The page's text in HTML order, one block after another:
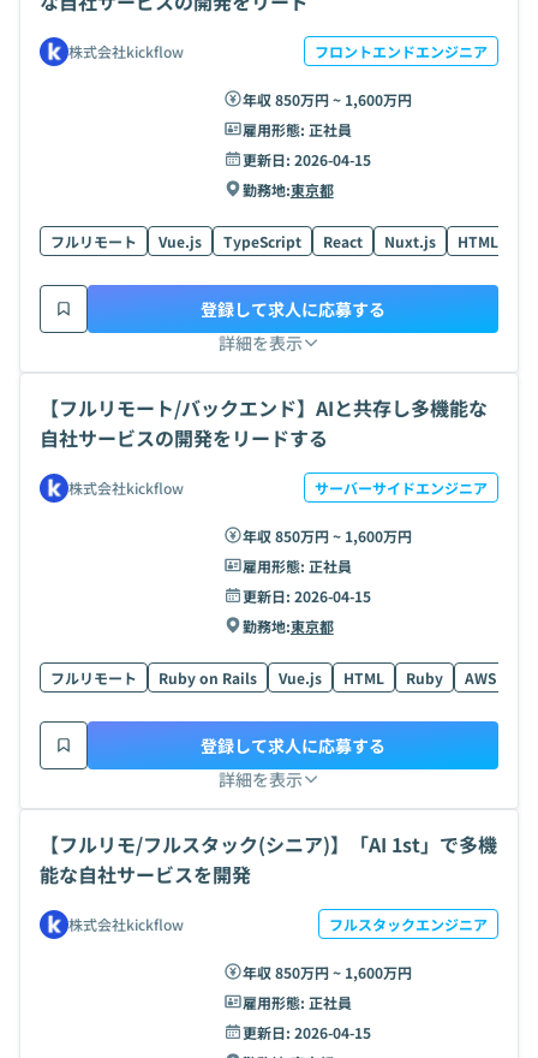
株式会社kickflow フロントエンドエンジニア
年収 850万円 ~ 1,600万円
雇用形態: 正社員
更新日: 2026-04-15
勤務地:東京都
フルリモート Vue.js TypeScript React Nuxt.js HTML
詳細を表示
登録して求人に応募する
【フルリモート/バックエンド】AIと共存し多機能な
自社サービスの開発をリードする
株式会社kickflow サーバーサイドエンジニア
年収 850万円 ~ 1,600万円
雇用形態: 正社員
更新日: 2026-04-15
勤務地:東京都
フルリモート Ruby on Rails Vue.js HTML Ruby AWS
詳細を表示
登録して求人に応募する
【フルリモ/フルスタック(シニア)】「AI 1st」で多機
能な自社サービスを開発
株式会社kickflow フルスタックエンジニア
年収 850万円 ~ 1,600万円
雇用形態: 正社員
更新日: 2026-04-15